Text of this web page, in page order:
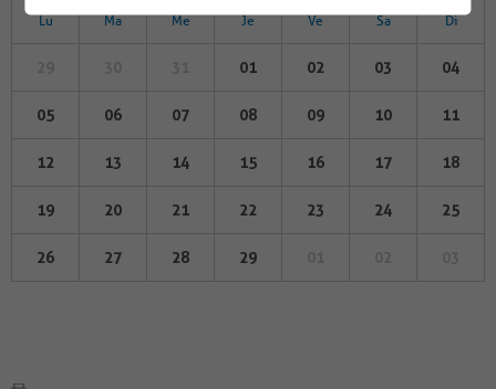
Lu Ma Me Je Ve Sa Di
01 02 03 04
05 06 07 08 09 10 11
12 13 14 15 16 17 18
19 20 21 22 23 24 25
26 27 28 29